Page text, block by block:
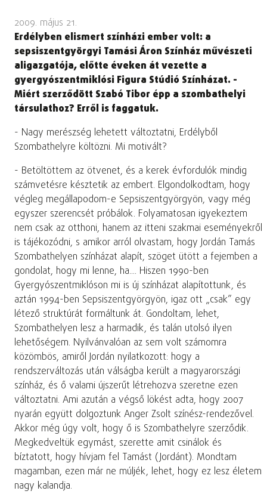
2009. május 21.
Erdélyben elismert színházi ember volt: a
sepsiszentgyörgyi Tamási Áron Színház művészeti
aligazgatója, előtte éveken át vezette a
gyergyószentmiklósi Figura Stúdió Színházat. -
Miért szerződött Szabó Tibor épp a szombathelyi
társulathoz? Erről is faggatuk.
- Nagy merészség lehetett változtatni, Erdélyből
Szombathelyre költözni. Mi motivált?
- Betöltöttem az ötvenet, és a kerek évfordulók mindig
számvetésre késztetik az embert. Elgondolkodtam, hogy
végleg megállapodom-e Sepsiszentgyörgyön, vagy még
egyszer szerencsét próbálok. Folyamatosan igyekeztem
nem csak az otthoni, hanem az itteni szakmai eseményekről
is tájékozódni, s amikor arról olvastam, hogy Jordán Tamás
Szombathelyen színházat alapít, szöget ütött a fejemben a
gondolat, hogy mi lenne, ha.... Hiszen 1990-ben
Gyergyószentmiklóson mi is új színházat alapítottunk, és
aztán 1994-ben Sepsiszentgyörgyön, igaz ott „csak” egy
létező struktúrát formáltunk át. Gondoltam, lehet,
Szombathelyen lesz a harmadik, és talán utolsó ilyen
lehetőségem. Nyilvánvalóan az sem volt számomra
közömbös, amiről Jordán nyilatkozott: hogy a
rendszerváltozás után válságba került a magyarországi
színház, és ő valami újszerűt létrehozva szeretne ezen
változtatni. Ami azután a végső lökést adta, hogy 2007
nyarán együtt dolgoztunk Anger Zsolt színész-rendezővel.
Akkor még úgy volt, hogy ő is Szombathelyre szerződik.
Megkedveltük egymást, szerette amit csinálok és
bíztatott, hogy hívjam fel Tamást (Jordánt). Mondtam
magamban, ezen már ne múljék, lehet, hogy ez lesz életem
nagy kalandja.